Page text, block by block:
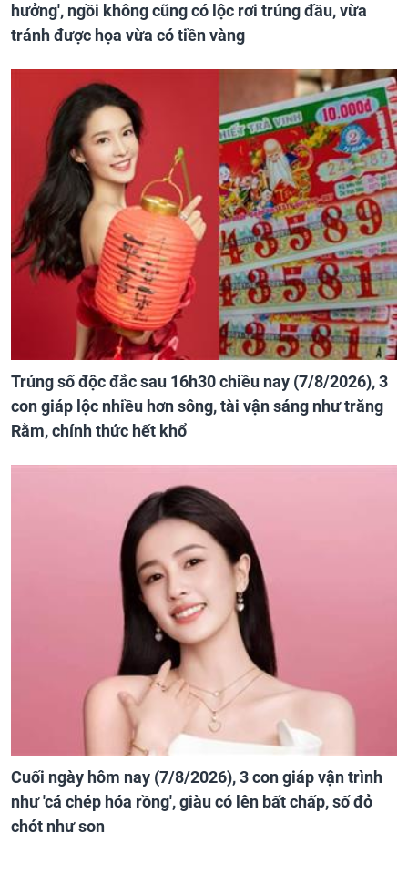
hưởng', ngồi không cũng có lộc rơi trúng đầu, vừa
tránh được họa vừa có tiền vàng
Trúng số độc đắc sau 16h30 chiều nay (7/8/2026), 3
con giáp lộc nhiều hơn sông, tài vận sáng như trăng
Rằm, chính thức hết khổ
Cuối ngày hôm nay (7/8/2026), 3 con giáp vận trình
như 'cá chép hóa rồng', giàu có lên bất chấp, số đỏ
chót như son